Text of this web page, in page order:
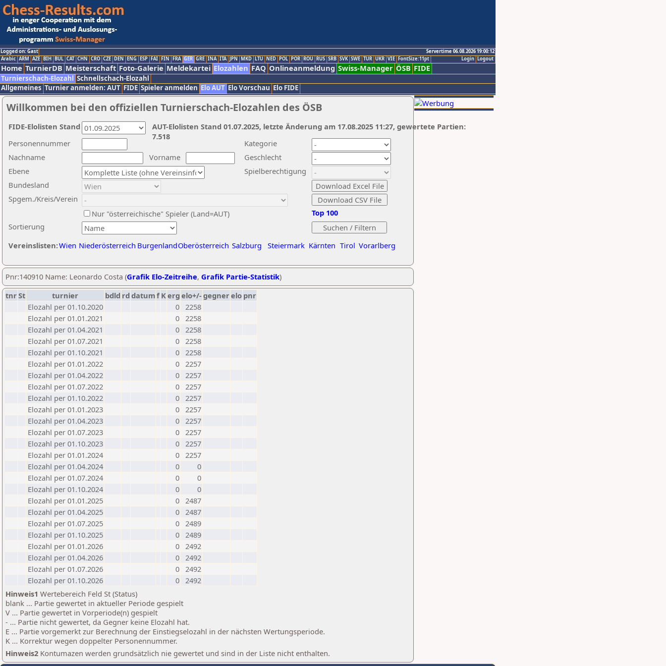
Logged on: Gast
Servertime 06.08.2026 19:00:12
Logout
Login
Arabic ARM AZE BIH BUL CAT CHN CRO CZE DEN ENG ESP FAI FIN FRA GER GRE INA ITA JPN MKD LTU NED POL POR ROU RUS SRB SVK SWE TUR UKR VIE FontSize:11pt
Home TurnierDB Meisterschaft Foto-Galerie Meldekartei Elozahlen FAQ Onlineanmeldung Swiss-Manager ÖSB FIDE
Turnierschach-Elozahl Schnellschach-Elozahl
Allgemeines Turnier anmelden: AUT FIDE Spieler anmelden Elo AUT Elo Vorschau Elo FIDE
Willkommen bei den offiziellen Turnierschach-Elozahlen des ÖSB
Nachname
Vorname
Ebene
Kategorie
Sortierung
Personennummer
Bundesland
Spgem./Kreis/Verein
Geschlecht
Nur "österreichische" Spieler (Land=AUT)
Spielberechtigung
Vereinslisten:Wien Niederösterreich BurgenlandOberösterreich Salzburg Steiermark Kärnten Tirol Vorarlberg
Top 100
AUT-Elolisten Stand 01.07.2025, letzte Änderung am 17.08.2025 11:27, gewertete Partien:
7.518
FIDE-Elolisten Stand
Pnr:140910 Name: Leonardo Costa (Grafik Elo-Zeitreihe, Grafik Partie-Statistik)
tnrSt turnier bdld rd datumf Kerg elo+/-gegnerelo pnr
Elozahl per 01.10.2020
0 2258
Elozahl per 01.01.2021
0 2258
Elozahl per 01.04.2021
0 2258
Elozahl per 01.07.2021
0 2258
Elozahl per 01.10.2021
0 2258
Elozahl per 01.01.2022
0 2257
Elozahl per 01.04.2022
0 2257
Elozahl per 01.07.2022
0 2257
Elozahl per 01.10.2022
0 2257
Elozahl per 01.01.2023
0 2257
Elozahl per 01.04.2023
0 2257
Elozahl per 01.07.2023
0 2257
Elozahl per 01.10.2023
0 2257
Elozahl per 01.01.2024
0 2257
Elozahl per 01.04.2024
0
0
Elozahl per 01.07.2024
0
0
Elozahl per 01.10.2024
0
0
Elozahl per 01.01.2025
0 2487
Elozahl per 01.04.2025
0 2487
Elozahl per 01.07.2025
0 2489
Elozahl per 01.10.2025
0 2489
Elozahl per 01.01.2026
0 2492
Elozahl per 01.04.2026
0 2492
Elozahl per 01.07.2026
0 2492
Elozahl per 01.10.2026
0 2492
Hinweis1 Wertebereich Feld St (Status)
blank ... Partie gewertet in aktueller Periode gespielt
V ... Partie gewertet in Vorperiode(n) gespielt
- ... Partie nicht gewertet, da Gegner keine Elozahl hat.
E ... Partie vorgemerkt zur Berechnung der Einstiegselozahl in der nächsten Wertungsperiode.
K ... Korrektur wegen doppelter Personennummer.
Hinweis2 Kontumazen werden grundsätzlich nie gewertet und sind in der Liste nicht enthalten.